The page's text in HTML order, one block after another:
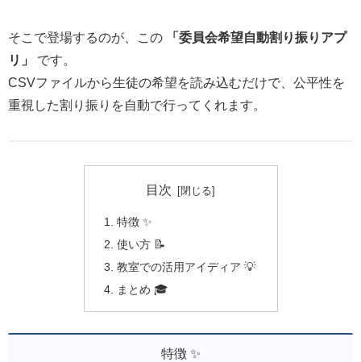
そこで登場するのが、この
「委員会希望自動割り振りアプ
リ」
です。
CSVファイルから生徒の希望を読み込むだけで、公平性を
重視した割り振りを自動で行ってくれます。
目次
特徴 ✨
使い方 📝
教室での活用アイディア 💡
まとめ 🎓
特徴 ✨